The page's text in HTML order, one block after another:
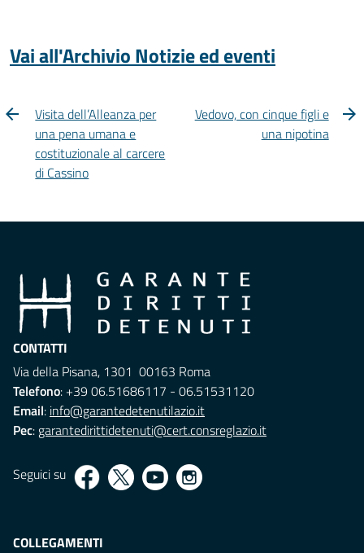
Vai all'Archivio Notizie ed eventi
Visita dell’Alleanza per
una pena umana e
costituzionale al carcere
di Cassino
Vedovo, con cinque figli e
una nipotina
CONTATTI
Via della Pisana, 1301 00163 Roma
Telefono: +39 06.51686117 - 06.51531120
Email: info@garantedetenutilazio.it
Pec: garantedirittidetenuti@cert.consreglazio.it
Seguici su
COLLEGAMENTI